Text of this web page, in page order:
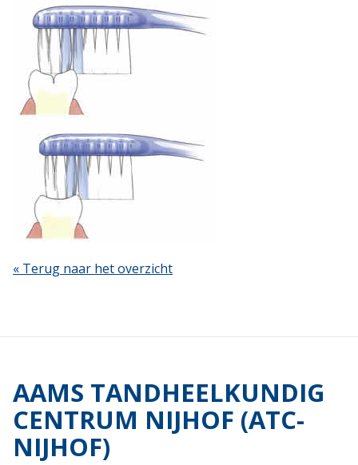
« Terug naar het overzicht
AAMS TANDHEELKUNDIG
CENTRUM NIJHOF (ATC-
NIJHOF)